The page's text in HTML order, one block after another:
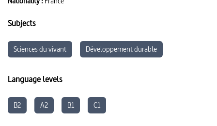
Subjects
Sciences du vivant Développement durable
Language levels
B2 A2 B1 C1